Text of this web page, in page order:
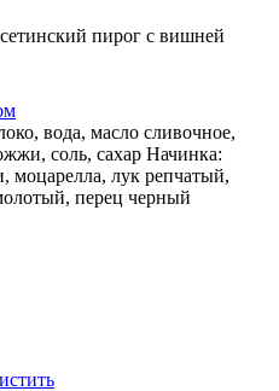
пирог с вишней
вода, масло сливочное,
соль, сахар Начинка:
моцарелла, лук репчатый,
перец черный